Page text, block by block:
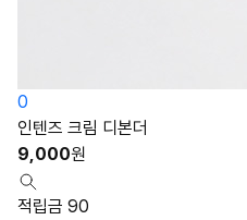
0
인텐즈 크림 디본더
9,000원
적립금 90